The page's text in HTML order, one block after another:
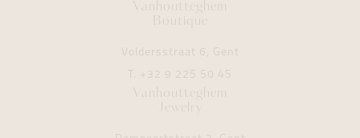
Vanhoutteghem
Boutique
Voldersstraat 6, Gent
T. +32 9 225 50 45
Vanhoutteghem
Jewelry